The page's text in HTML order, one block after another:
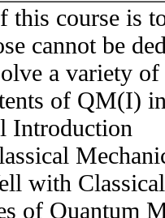
this course is
cannot be
a variety
of QM(I)
Introduction
with
of Quantum